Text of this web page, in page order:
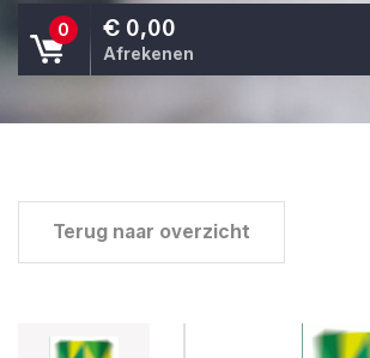
0 € 0,00
Afrekenen
Terug naar overzicht